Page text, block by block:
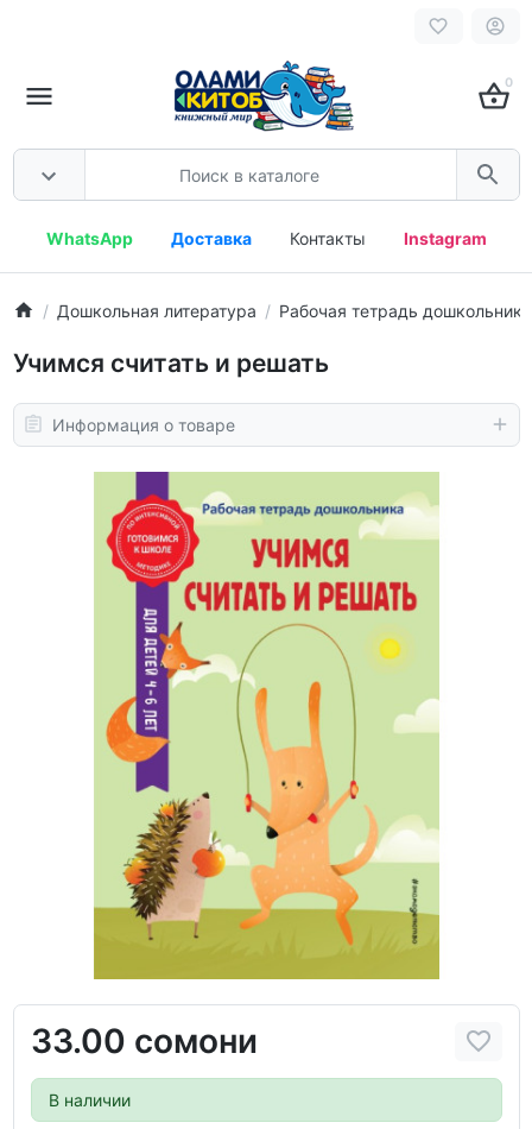
0
WhatsApp Доставка Контакты Instagram
Дошкольная литература Рабочая тетрадь дошкольника
Учимся считать и решать
Информация о товаре
33.00 сомони
В наличии